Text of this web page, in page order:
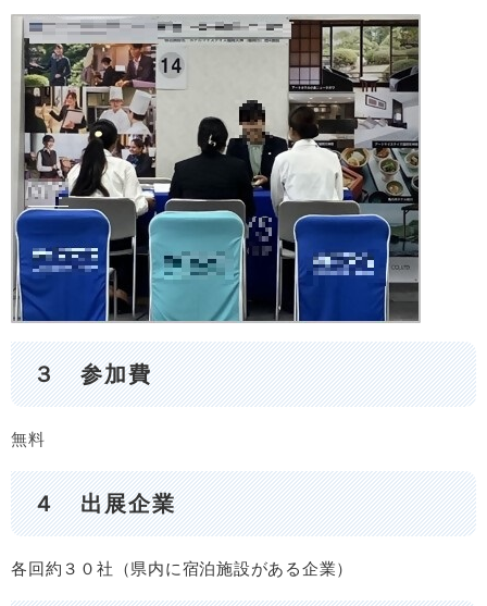
３ 参加費
無料
４ 出展企業
各回約３０社（県内に宿泊施設がある企業）